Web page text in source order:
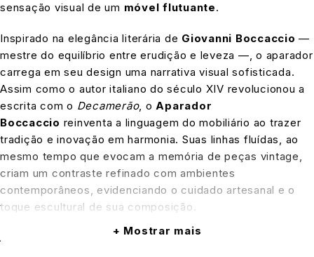
sensação visual de um móvel flutuante.
Inspirado na elegância literária de Giovanni Boccaccio —
mestre do equilíbrio entre erudição e leveza —, o aparador
carrega em seu design uma narrativa visual sofisticada.
Assim como o autor italiano do século XIV revolucionou a
escrita com o Decamerão, oAparador
Boccaccio reinventa a linguagem do mobiliário ao trazer
tradição e inovação em harmonia. Suas linhas fluídas, ao
mesmo tempo que evocam a memória de peças vintage,
criam um contraste refinado com ambientes
contemporâneos, evidenciando o cuidado artesanal e o
toque escultural de sua composição.
A madeira torneada em cada elemento do aparador revela
Mostrar mais